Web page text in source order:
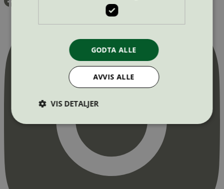
GODTA ALLE
AVVIS ALLE
VIS DETALJER
Strengt nødvendig
Statistikk
Markedsføring
Strengt nødvendige informasjonskapsler tillater